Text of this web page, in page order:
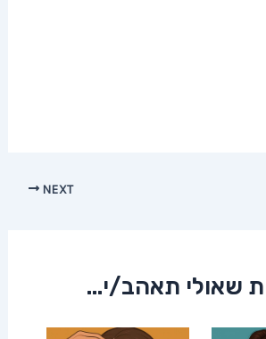
NEXT
שאולי תאהב/י...